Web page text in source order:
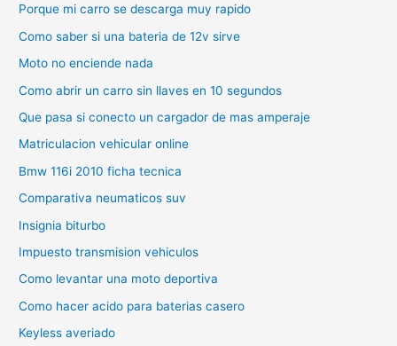
Porque mi carro se descarga muy rapido
Como saber si una bateria de 12v sirve
Moto no enciende nada
Como abrir un carro sin llaves en 10 segundos
Que pasa si conecto un cargador de mas amperaje
Matriculacion vehicular online
Bmw 116i 2010 ficha tecnica
Comparativa neumaticos suv
Insignia biturbo
Impuesto transmision vehiculos
Como levantar una moto deportiva
Como hacer acido para baterias casero
Keyless averiado